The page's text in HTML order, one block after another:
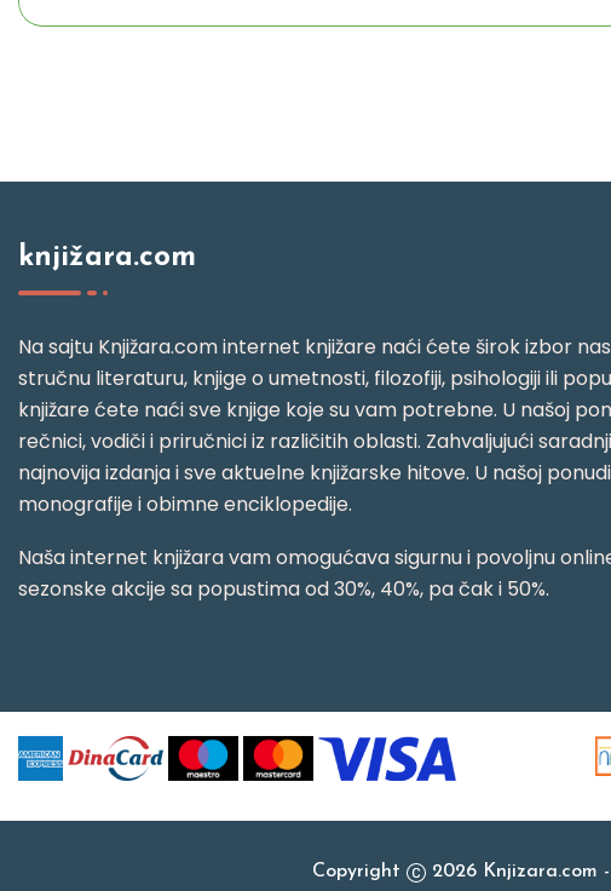
knjižara.com
Na sajtu Knjižara.com internet knjižare naći ćete širok izbor
stručnu literaturu, knjige o umetnosti, filozofiji, psihologiji ili
knjižare ćete naći sve knjige koje su vam potrebne. U našoj
rečnici, vodiči i priručnici iz različitih oblasti. Zahvaljujući
najnovija izdanja i sve aktuelne knjižarske hitove. U našoj
monografije i obimne enciklopedije.
Naša internet knjižara vam omogućava sigurnu i povoljnu
sezonske akcije sa popustima od 30%, 40%, pa čak i 50%.
Copyright 2026 Knjizara.com